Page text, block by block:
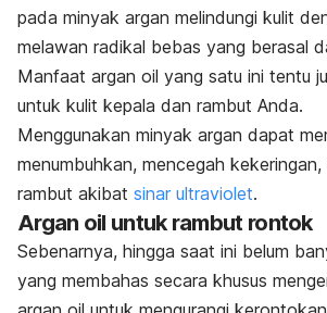
pada minyak argan melindungi kulit
melawan radikal bebas yang berasal
Manfaat argan oil yang satu ini tentu
untuk kulit kepala dan rambut Anda.
Menggunakan minyak argan dapat
menumbuhkan, mencegah
rambut akibat sinar ultraviolet.
Argan oil untuk rambut rontok
Sebenarnya, hingga saat ini belum
yang membahas secara khusus